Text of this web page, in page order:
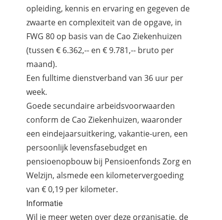
opleiding, kennis en ervaring en gegeven de
zwaarte en complexiteit van de opgave, in
FWG 80 op basis van de Cao Ziekenhuizen
(tussen € 6.362,-- en € 9.781,-- bruto per
maand).
Een fulltime dienstverband van 36 uur per
week.
Goede secundaire arbeidsvoorwaarden
conform de Cao Ziekenhuizen, waaronder
een eindejaarsuitkering, vakantie-uren, een
persoonlijk levensfasebudget en
pensioenopbouw bij Pensioenfonds Zorg en
Welzijn, alsmede een kilometervergoeding
van € 0,19 per kilometer.
Informatie
Wil je meer weten over deze organisatie, de